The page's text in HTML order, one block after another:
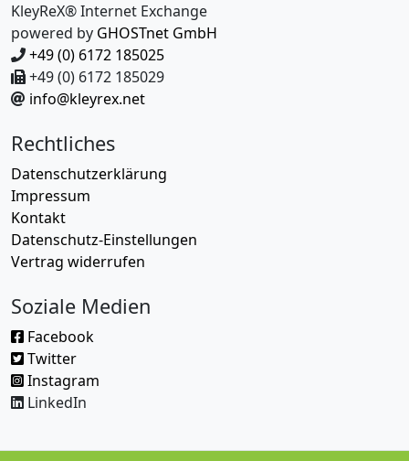
KleyReX® Internet Exchange
powered by GHOSTnet GmbH
+49 (0) 6172 185025
+49 (0) 6172 185029
info@kleyrex.net
Rechtliches
Datenschutzerklärung
Impressum
Kontakt
Datenschutz-Einstellungen
Vertrag widerrufen
Soziale Medien
Facebook
Twitter
Instagram
LinkedIn